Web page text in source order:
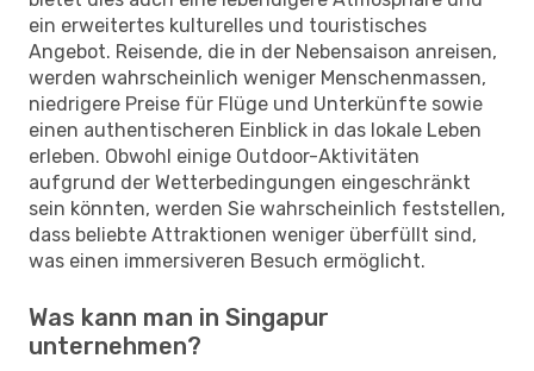
ein erweitertes kulturelles und touristisches
Angebot. Reisende, die in der Nebensaison anreisen,
werden wahrscheinlich weniger Menschenmassen,
niedrigere Preise für Flüge und Unterkünfte sowie
einen authentischeren Einblick in das lokale Leben
erleben. Obwohl einige Outdoor-Aktivitäten
aufgrund der Wetterbedingungen eingeschränkt
sein könnten, werden Sie wahrscheinlich feststellen,
dass beliebte Attraktionen weniger überfüllt sind,
was einen immersiveren Besuch ermöglicht.
Was kann man in Singapur
unternehmen?